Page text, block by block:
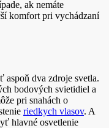
ak nemáte
komfort pri vychádzaní
dva zdroje svetla.
bodových svietidiel a
pri snahách o
riedkych vlasov. A
hlavné osvetlenie